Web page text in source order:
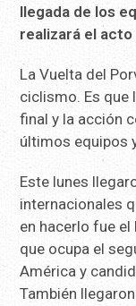
llegada de los
realizará el acto
La Vuelta del
ciclismo. Es que
final y la acción
últimos equipos
Este lunes
internacionales
en hacerlo fue el
que ocupa el
América y
También